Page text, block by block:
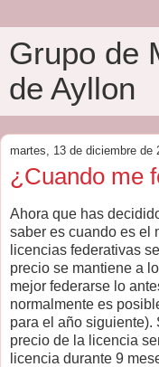
Grupo de
de Ayllon
martes, 13 de diciembre de
¿Cuando me
Ahora que has
saber es cuando es el
licencias federativas
precio se mantiene a
mejor federarse lo
normalmente es
para el año siguiente).
precio de la licencia
licencia durante 9